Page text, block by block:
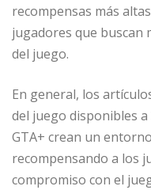
recompensas más
jugadores que buscan
del juego.
En general, los
del juego disponibles
GTA+ crean un
recompensando a los
compromiso con el